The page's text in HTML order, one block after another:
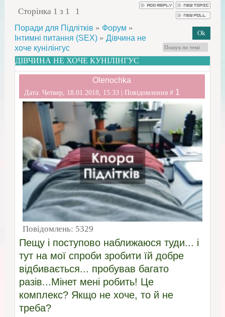
Сторінка 1 з 1 1
Поради для Підлітків » Форум »
Інтимні питання (SEX) » Дівчина не
хоче кунілінгус
ДІВЧИНА НЕ ХОЧЕ КУНІЛІНГУС
Olenochka
Дата: Четвер, 18.01.2018, 15:33 | Повідомлення # 1
Повідомлень: 5329
Пещу і поступово наближаюся туди... і
тут на мої спроби зробити їй добре
відбивається... пробував багато
разів...Мінет мені робить! Це
комплекс? Якщо не хоче, то й не
треба?